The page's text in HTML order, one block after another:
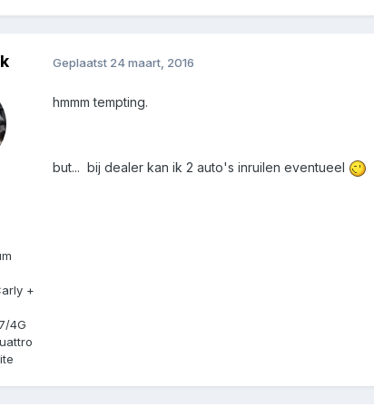
+
4G
Geplaatst 24 maart, 2016
hmmm tempting.
but... bij dealer kan ik 2 auto's inruilen eventueel